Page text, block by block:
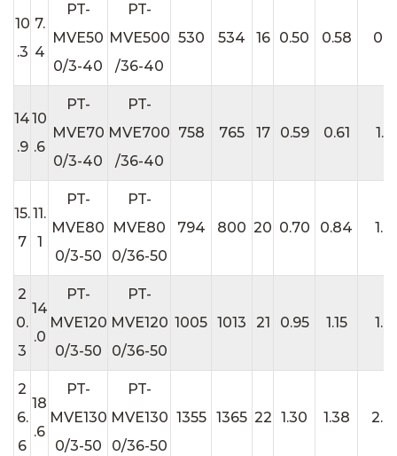
10
.3
7.
4
PT-
MVE50
0/3-40
PT-
MVE500
/36-40
530 534 16 0.50 0.58
14
.9
10
.6
PT-
MVE70
0/3-40
PT-
MVE700
/36-40
758 765 17 0.59 0.61
15.
7
11.
1
PT-
MVE80
0/3-50
PT-
MVE80
0/36-50
794 800 20 0.70 0.84
2
0.
3
14
.0
PT-
MVE120
0/3-50
PT-
MVE120
0/36-50
1005 1013 21 0.95 1.15
2
6.
6
18
.6
PT-
MVE130
0/3-50
PT-
MVE130
0/36-50
1355 1365 22 1.30 1.38